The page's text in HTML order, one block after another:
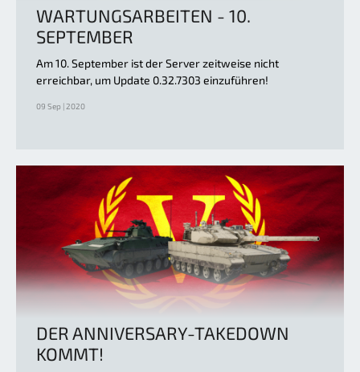
WARTUNGSARBEITEN - 10.
SEPTEMBER
Am 10. September ist der Server zeitweise nicht
erreichbar, um Update 0.32.7303 einzuführen!
09 Sep | 2020
DER ANNIVERSARY-TAKEDOWN
KOMMT!